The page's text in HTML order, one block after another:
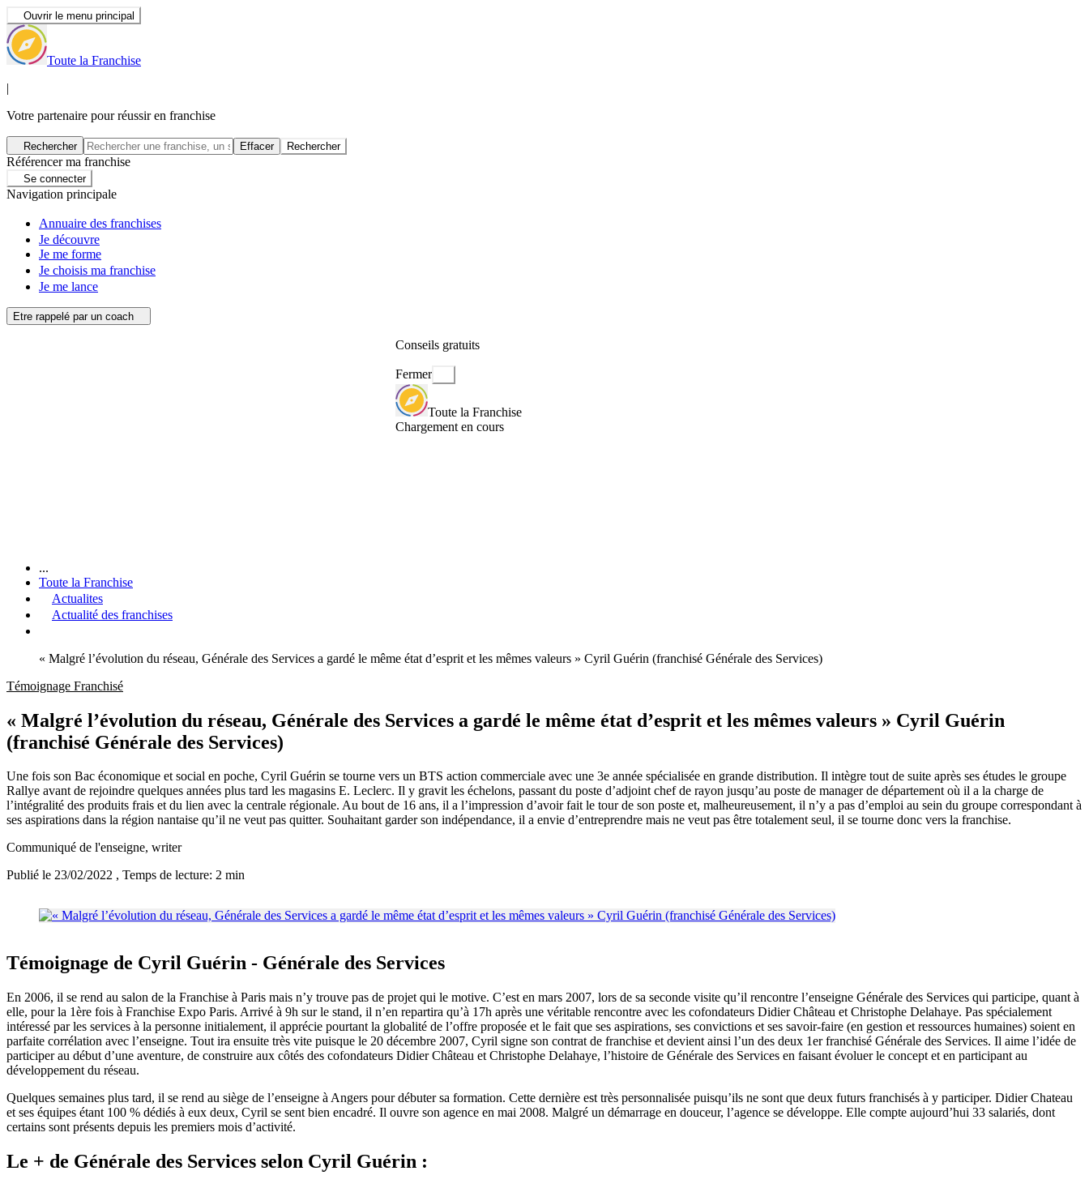
Ouvrir le menu principal
Toute la Franchise
|
Votre partenaire pour réussir en franchise
Rechercher Effacer Rechercher
Référencer ma franchise
Se connecter
Navigation principale
Annuaire des franchises
Je découvre
Je me forme
Je choisis ma franchise
Je me lance
Etre rappelé par un coach
Conseils gratuits
Fermer
Toute la Franchise
Chargement en cours
...
Toute la Franchise
Actualites
Actualité des franchises
« Malgré l’évolution du réseau, Générale des Services a gardé le même état d’esprit et les mêmes valeurs » Cyril Guérin (franchisé Générale des Services)
Témoignage Franchisé
« Malgré l’évolution du réseau, Générale des Services a gardé le même état d’esprit et les mêmes valeurs » Cyril Guérin
(franchisé Générale des Services)
Une fois son Bac économique et social en poche, Cyril Guérin se tourne vers un BTS action commerciale avec une 3e année spécialisée en grande distribution. Il intègre tout de suite après ses études le groupe
Rallye avant de rejoindre quelques années plus tard les magasins E. Leclerc. Il y gravit les échelons, passant du poste d’adjoint chef de rayon jusqu’au poste de manager de département où il a la charge de
l’intégralité des produits frais et du lien avec la centrale régionale. Au bout de 16 ans, il a l’impression d’avoir fait le tour de son poste et, malheureusement, il n’y a pas d’emploi au sein du groupe correspondant à
ses aspirations dans la région nantaise qu’il ne veut pas quitter. Souhaitant garder son indépendance, il a envie d’entreprendre mais ne veut pas être totalement seul, il se tourne donc vers la franchise.
Communiqué de l'enseigne, writer
Publié le 23/02/2022 , Temps de lecture: 2 min
Témoignage de Cyril Guérin - Générale des Services
En 2006, il se rend au salon de la Franchise à Paris mais n’y trouve pas de projet qui le motive. C’est en mars 2007, lors de sa seconde visite qu’il rencontre l’enseigne Générale des Services qui participe, quant à
elle, pour la 1ère fois à Franchise Expo Paris. Arrivé à 9h sur le stand, il n’en repartira qu’à 17h après une véritable rencontre avec les cofondateurs Didier Château et Christophe Delahaye. Pas spécialement
intéressé par les services à la personne initialement, il apprécie pourtant la globalité de l’offre proposée et le fait que ses aspirations, ses convictions et ses savoir-faire (en gestion et ressources humaines) soient en
parfaite corrélation avec l’enseigne. Tout ira ensuite très vite puisque le 20 décembre 2007, Cyril signe son contrat de franchise et devient ainsi l’un des deux 1er franchisé Générale des Services. Il aime l’idée de
participer au début d’une aventure, de construire aux côtés des cofondateurs Didier Château et Christophe Delahaye, l’histoire de Générale des Services en faisant évoluer le concept et en participant au
développement du réseau.
Quelques semaines plus tard, il se rend au siège de l’enseigne à Angers pour débuter sa formation. Cette dernière est très personnalisée puisqu’ils ne sont que deux futurs franchisés à y participer. Didier Chateau
et ses équipes étant 100 % dédiés à eux deux, Cyril se sent bien encadré. Il ouvre son agence en mai 2008. Malgré un démarrage en douceur, l’agence se développe. Elle compte aujourd’hui 33 salariés, dont
certains sont présents depuis les premiers mois d’activité.
Le + de Générale des Services selon Cyril Guérin :